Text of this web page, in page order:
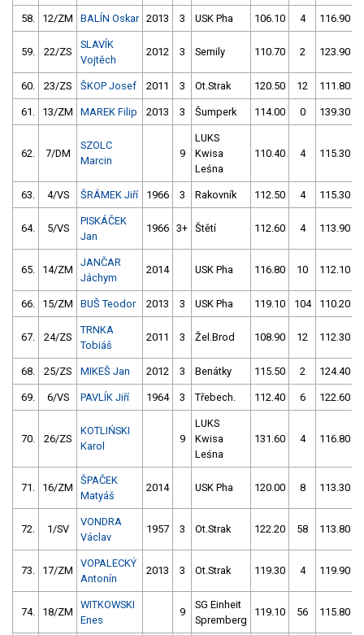
58. 12/ZM BALÍN Oskar 2013 3 USK Pha 106.10 4 116.90
59. 22/ZS
SLAVÍK
Vojtěch
2012 3 Semily 110.70 2 123.90
60. 23/ZS ŠKOP Josef 2011 3 Ot.Strak 120.50 12 111.80
61. 13/ZM MAREK Filip 2013 3 Šumperk 114.00 0 139.30
62. 7/DM
SZOLC
Marcin
9
LUKS
Kwisa
Leśna
110.40 4 115.30
63. 4/VS ŠRÁMEK Jiří 1966 3 Rakovník 112.50 4 115.30
64. 5/VS
PISKÁČEK
Jan
1966 3+ Štětí 112.60 4 113.90
65. 14/ZM
JANČAR
Jáchym
2014 USK Pha 116.80 10 112.10
66. 15/ZM BUŠ Teodor 2013 3 USK Pha 119.10 104 110.20
67. 24/ZS
TRNKA
Tobiáš
2011 3 Žel.Brod 108.90 12 112.30
68. 25/ZS MIKEŠ Jan 2012 3 Benátky 115.50 2 124.40
69. 6/VS PAVLÍK Jiří 1964 3 Třebech. 112.40 6 122.60
70. 26/ZS
KOTLIŃSKI
Karol
9
LUKS
Kwisa
Leśna
131.60 4 116.80
71. 16/ZM
ŠPAČEK
Matyáš
2014 USK Pha 120.00 8 113.30
72. 1/SV
VONDRA
Václav
1957 3 Ot.Strak 122.20 58 113.80
73. 17/ZM
VOPALECKÝ
Antonín
2013 3 Ot.Strak 119.30 4 119.90
74. 18/ZM
WITKOWSKI
Enes
9
SG Einheit
Spremberg
119.10 56 115.80